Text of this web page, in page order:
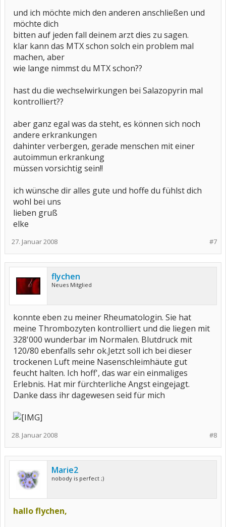
und ich möchte mich den anderen anschließen und
möchte dich
bitten auf jeden fall deinem arzt dies zu sagen.
klar kann das MTX schon solch ein problem mal
machen, aber
wie lange nimmst du MTX schon??
hast du die wechselwirkungen bei Salazopyrin mal
kontrolliert??
aber ganz egal was da steht, es können sich noch
andere erkrankungen
dahinter verbergen, gerade menschen mit einer
autoimmun erkrankung
müssen vorsichtig sein!!
ich wünsche dir alles gute und hoffe du fühlst dich
wohl bei uns
lieben gruß
elke
#7
27. Januar 2008
flychen
Neues Mitglied
konnte eben zu meiner Rheumatologin. Sie hat
meine Thrombozyten kontrolliert und die liegen mit
328'000 wunderbar im Normalen. Blutdruck mit
120/80 ebenfalls sehr ok.Jetzt soll ich bei dieser
trockenen Luft meine Nasenschleimhäute gut
feucht halten. Ich hoff', das war ein einmaliges
Erlebnis. Hat mir fürchterliche Angst eingejagt.
Danke dass ihr dagewesen seid für mich
#8
28. Januar 2008
Marie2
nobody is perfect ;)
hallo flychen,